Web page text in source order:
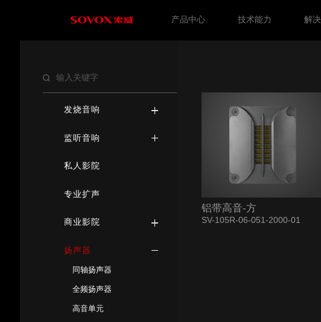
产品中心 技术能力 解
发烧音响
监听音响
私人影院
专业扩声
商业影院
扬声器
同轴扬声器
全频扬声器
高音单元
铝带高音-方
SV-105R-06-051-2000-01